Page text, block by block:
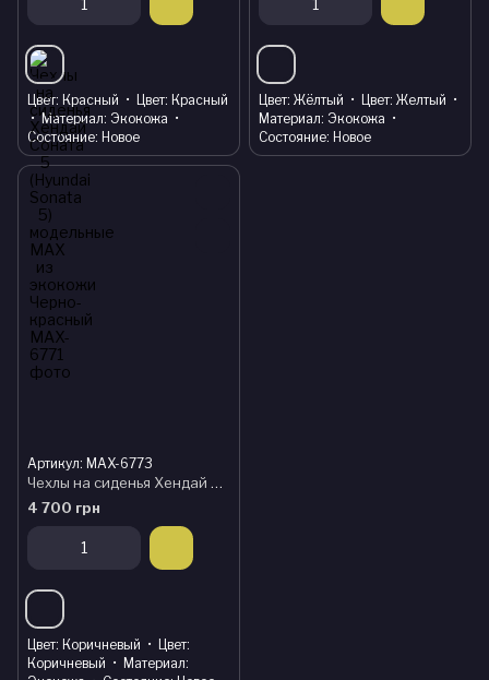
Цвет Красный Цвет Красный
Материал Экокожа
Состояние Новое
Цвет Жёлтый Цвет Желтый
Материал Экокожа
Состояние Новое
Артикул: MAX-6773
Чехлы на сиденья Хендай Соната 5 (Hyundai Sonata 5) модельные MAX из экокожи Черно-коричневый
4 700 грн
Цвет Коричневый
Цвет
Коричневый
Материал